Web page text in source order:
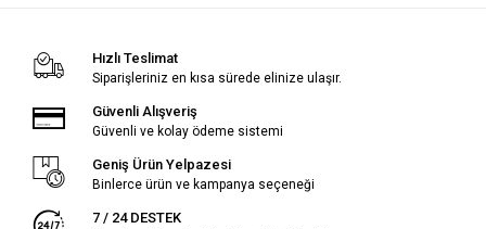
Hızlı Teslimat
Siparişleriniz en kısa sürede elinize ulaşır.
Güvenli Alışveriş
Güvenli ve kolay ödeme sistemi
Geniş Ürün Yelpazesi
Binlerce ürün ve kampanya seçeneği
7 / 24 DESTEK